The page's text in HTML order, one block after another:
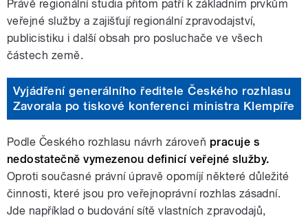
Právě regionální studia přitom patří k základním prvkům
veřejné služby a zajišťují regionální zpravodajství,
publicistiku i další obsah pro posluchače ve všech
částech země.
Vyjádření generálního ředitele Českého rozhlasu
Zavorala po tiskové konferenci ministra Klempíře
Podle Českého rozhlasu návrh zároveň pracuje s
nedostatečně vymezenou definicí veřejné služby.
Oproti současné právní úpravě opomíjí některé důležité
činnosti, které jsou pro veřejnoprávní rozhlas zásadní.
Jde například o budování sítě vlastních zpravodajů,